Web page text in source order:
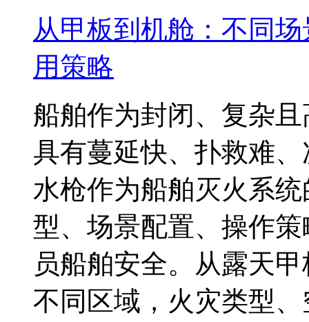
从甲板到机舱：不同
用策略
船舶作为封闭、复杂
具有蔓延快、扑救难
水枪作为船舶灭火系
型、场景配置、操作
员船舶安全。从露天
不同区域，火灾类型